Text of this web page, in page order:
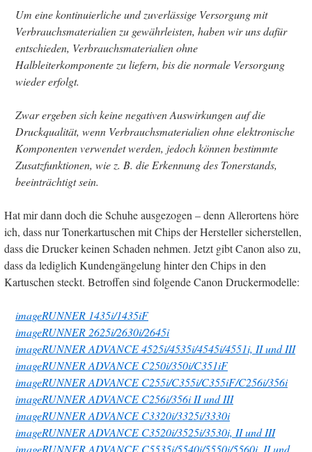
Um eine kontinuierliche und zuverlässige Versorgung mit
Verbrauchsmaterialien zu gewährleisten, haben wir uns dafür
entschieden, Verbrauchsmaterialien ohne
Halbleiterkomponente zu liefern, bis die normale Versorgung
wieder erfolgt.
Zwar ergeben sich keine negativen Auswirkungen auf die
Druckqualität, wenn Verbrauchsmaterialien ohne elektronische
Komponenten verwendet werden, jedoch können bestimmte
Zusatzfunktionen, wie z. B. die Erkennung des Tonerstands,
beeinträchtigt sein.
Hat mir dann doch die Schuhe ausgezogen – denn Allerortens höre
ich, dass nur Tonerkartuschen mit Chips der Hersteller sicherstellen,
dass die Drucker keinen Schaden nehmen. Jetzt gibt Canon also zu,
dass da lediglich Kundengängelung hinter den Chips in den
Kartuschen steckt. Betroffen sind folgende Canon Druckermodelle:
imageRUNNER 1435i/1435iF
imageRUNNER 2625i/2630i/2645i
imageRUNNER ADVANCE 4525i/4535i/4545i/4551i, II und III
imageRUNNER ADVANCE C250i/350i/C351iF
imageRUNNER ADVANCE C255i/C355i/C355iF/C256i/356i
imageRUNNER ADVANCE C256i/356i II und III
imageRUNNER ADVANCE C3320i/3325i/3330i
imageRUNNER ADVANCE C3520i/3525i/3530i, II und III
imageRUNNER ADVANCE C5535i/5540i/5550i/5560i, II und